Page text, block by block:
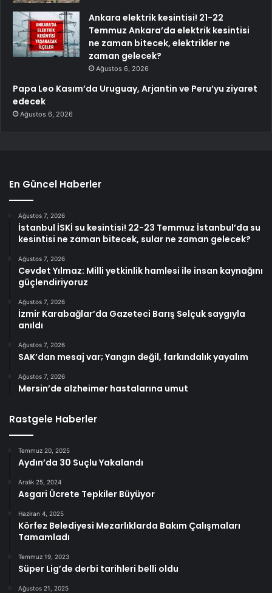
Ankara elektrik kesintisi! 21-22
Temmuz Ankara’da elektrik kesintisi
ne zaman bitecek, elektrikler ne
zaman gelecek?
Ağustos 6, 2026
Papa Leo Kasım’da Uruguay, Arjantin ve Peru’yu ziyaret
edecek
Ağustos 6, 2026
En Güncel Haberler
Ağustos 7, 2026
İstanbul İSKİ su kesintisi! 22-23 Temmuz İstanbul’da su
kesintisi ne zaman bitecek, sular ne zaman gelecek?
Ağustos 7, 2026
Cevdet Yılmaz: Milli yetkinlik hamlesi ile insan kaynağını
güçlendiriyoruz
Ağustos 7, 2026
İzmir Karabağlar’da Gazeteci Barış Selçuk saygıyla
anıldı
Ağustos 7, 2026
SAK’dan mesaj var; Yangın değil, farkındalık yayalım
Ağustos 7, 2026
Mersin’de alzheimer hastalarına umut
Rastgele Haberler
Temmuz 20, 2025
Aydın’da 30 Suçlu Yakalandı
Aralık 25, 2024
Asgari Ücrete Tepkiler Büyüyor
Haziran 4, 2025
Körfez Belediyesi Mezarlıklarda Bakım Çalışmaları
Tamamladı
Temmuz 19, 2023
Süper Lig’de derbi tarihleri ​​belli oldu
Ağustos 21, 2025